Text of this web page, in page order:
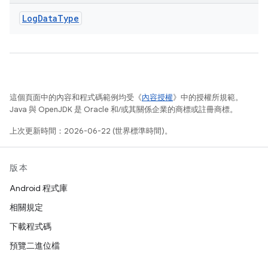
LogDataType
這個頁面中的內容和程式碼範例均受《內容授權》中的授權所規範。
Java 與 OpenJDK 是 Oracle 和/或其關係企業的商標或註冊商標。
上次更新時間：2026-06-22 (世界標準時間)。
版本
Android 程式庫
相關規定
下載程式碼
預覽二進位檔